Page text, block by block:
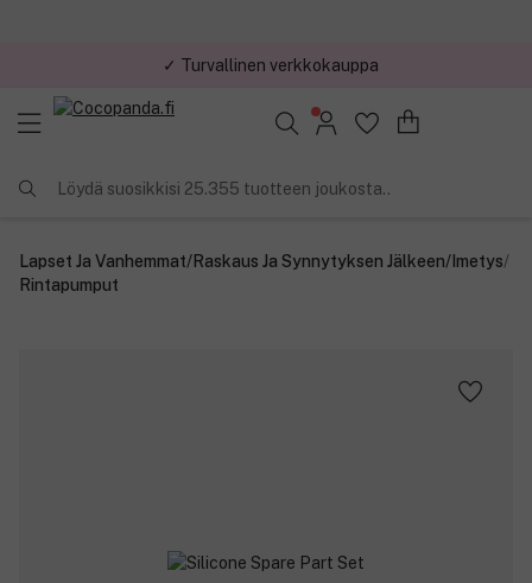
Löydä suosikkisi 25.355 tuotteen joukosta..
Lapset Ja Vanhemmat/Raskaus Ja Synnytyksen Jälkeen/ Imetys/
Rintapumput